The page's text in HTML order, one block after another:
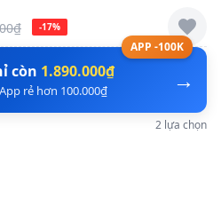
-17%
APP -100K
→
còn 1.890.000₫
rẻ hơn 100.000₫
2 lựa chọn